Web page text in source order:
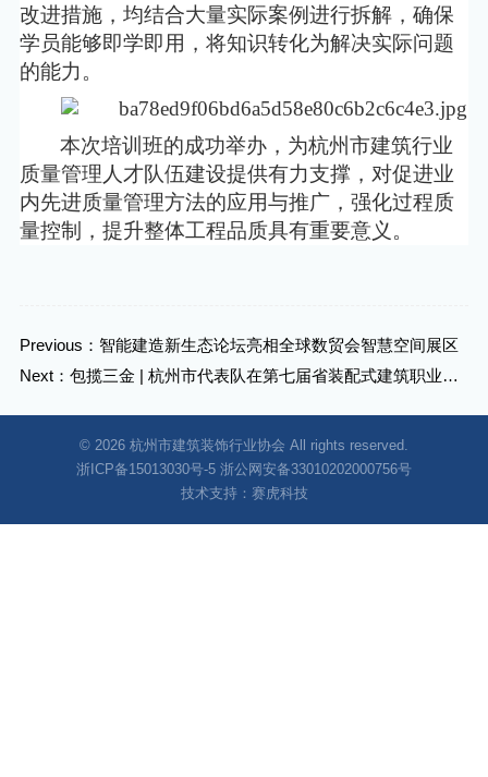
改进措施，均结合大量实际案例进行拆解，确保
学员能够即学即用，将知识转化为解决实际问题
的能力。
本次培训班的成功举办，为杭州市建筑行业
质量管理人才队伍建设提供有力支撑，对促进业
内先进质量管理方法的应用与推广，强化过程质
量控制，提升整体工程品质具有重要意义。
Previous：智能建造新生态论坛亮相全球数贸会智慧空间展区
Next：包揽三金 | 杭州市代表队在第七届省装配式建筑职业技
© 2026 杭州市建筑装饰行业协会 All rights reserved.
浙ICP备15013030号-5 浙公网安备33010202000756号
技术支持： 赛虎科技